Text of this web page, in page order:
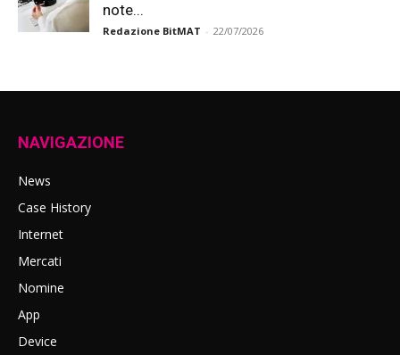
note...
Redazione BitMAT - 22/07/2026
NAVIGAZIONE
News
Case History
Internet
Mercati
Nomine
App
Device